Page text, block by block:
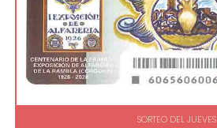
SORTEO DEL JUEVES